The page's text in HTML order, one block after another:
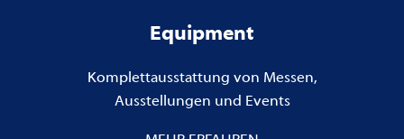
Equipment
Komplettausstattung von Messen,
Ausstellungen und Events